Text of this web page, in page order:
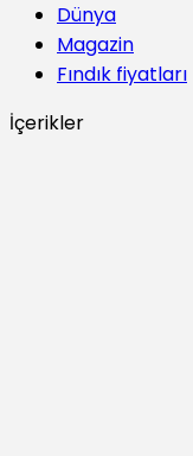
Dünya
Magazin
Fındık fiyatları
İçerikler